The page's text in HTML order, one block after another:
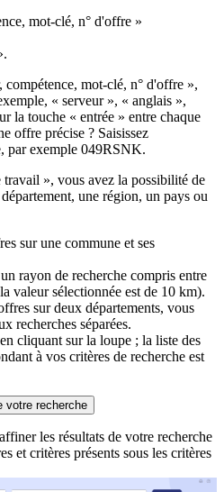
mot-clé, n° d'offre »
mot-clé, n° d'offre »,
« serveur », « anglais »,
la touche « entrée » entre chaque
offre précise ? Saisissez
par exemple 049RSNK.
», vous avez la possibilité de
une région, un pays ou
sur une commune et ses
rayon de recherche compris entre
valeur sélectionnée est de 10 km).
sur deux départements, vous
recherches séparées.
cliquant sur la loupe ; la liste des
à vos critères de recherche est
votre recherche
les résultats de votre recherche
et critères présents sous les critères